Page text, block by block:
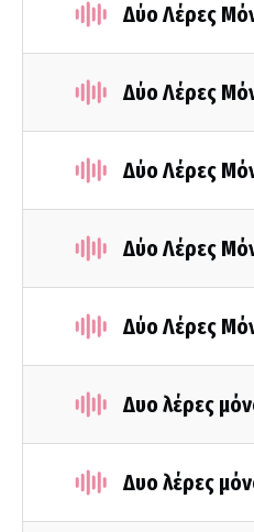
Δύο Λέρες
Δύο Λέρες
Δύο Λέρες
Δύο Λέρες
Δύο Λέρες
Δυο λέρες
Δυο λέρες